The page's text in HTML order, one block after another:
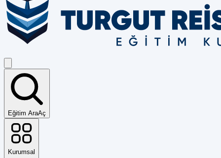
Eğitim AraAç
Kurumsal